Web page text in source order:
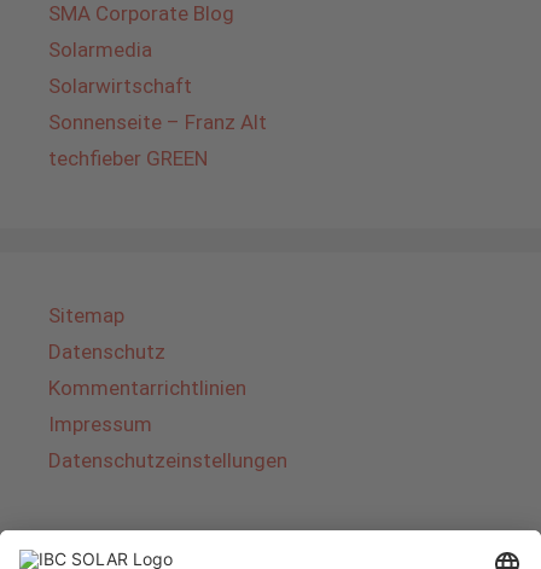
SMA Corporate Blog
Solarmedia
Solarwirtschaft
Sonnenseite – Franz Alt
techfieber GREEN
Sitemap
Datenschutz
Kommentarrichtlinien
Impressum
Datenschutzeinstellungen
Über IBC SOLAR